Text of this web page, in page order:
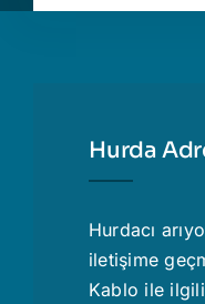
Hurda
Hurdacı
iletişime
Kablo ile